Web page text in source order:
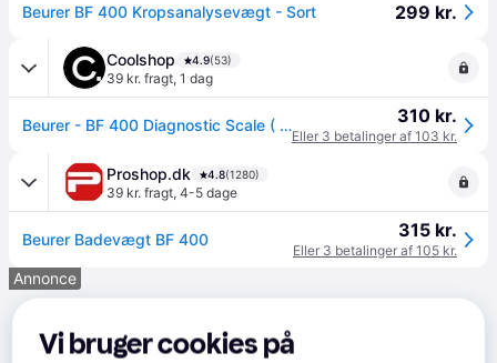
Beurer BF 400 Kropsanalysevægt - Sort 299 kr.
Coolshop 4.9(53)
39 kr. fragt, 1 dag
Beurer - BF 400 Diagnostic Scale ( Black ) - 5 Year Warranty - S - Klar til levering - Prismatch 310 kr.
Eller 3 betalinger af 103 kr.
Proshop.dk 4.8(1280)
39 kr. fragt, 4-5 dage
Beurer Badevægt BF 400 315 kr.
Eller 3 betalinger af 105 kr.
Annonce
Vi bruger cookies på